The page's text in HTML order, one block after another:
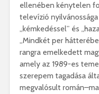
ellenében kénytelen
televízió
„kémkedéssel” és
„Mindkét per
rangra emelkedett
amely az 1989-es
szerepem tagadása
megvalósult